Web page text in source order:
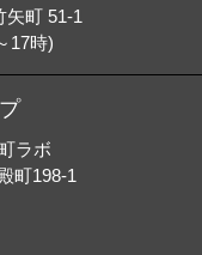
矢町 51-1
17時)
ラボ
町198-1